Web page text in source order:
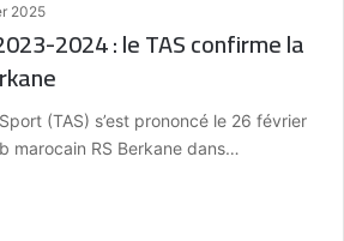
2025
2024 : le TAS confirme la
(TAS) s’est prononcé le 26 février
marocain RS Berkane dans…